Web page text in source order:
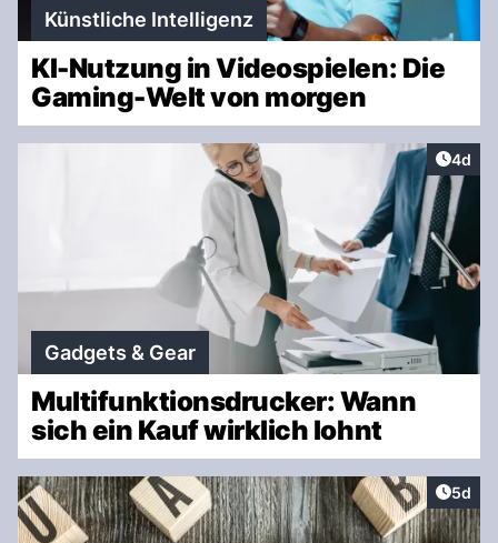
Künstliche Intelligenz
KI-Nutzung in Videospielen: Die
Gaming-Welt von morgen
4d
Gadgets & Gear
Multifunktionsdrucker: Wann
sich ein Kauf wirklich lohnt
5d